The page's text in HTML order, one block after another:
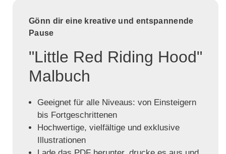
Gönn dir eine kreative und entspannende
Pause
"Little Red Riding Hood"
Malbuch
Geeignet für alle Niveaus: von Einsteigern
bis Fortgeschrittenen
Hochwertige, vielfältige und exklusive
Illustrationen